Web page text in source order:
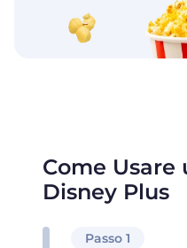
Come Usare
Disney Plus
Passo 1